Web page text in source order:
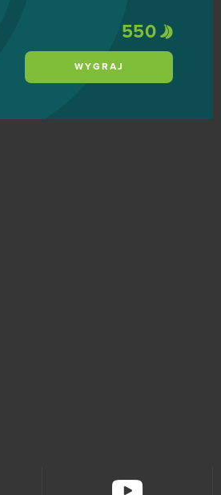
550
WYGRAJ